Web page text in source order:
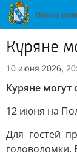
Куряне
10 июня 2026,
Куряне могут
12 июня на
Для гостей
головоломки.